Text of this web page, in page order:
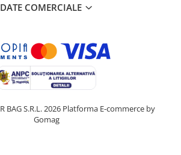
DATE COMERCIALE
BAG S.R.L. 2026 Platforma E-commerce by
Gomag